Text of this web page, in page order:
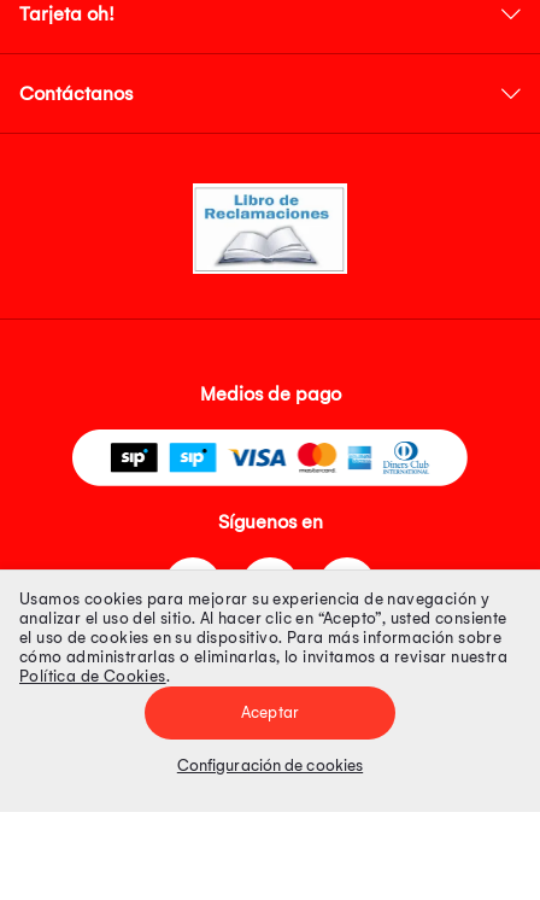
Tarjeta oh!
Contáctanos
Medios de pago
Síguenos en
Tienda 100% Segura
Tiendas Peruanas S.A. R.U.C. Nº 20493020618. Todos los derechos
Precios disponibles solo en www.oechsle.pe. Precios online publicados
Usamos cookies para mejorar su experiencia de navegación y
analizar el uso del sitio. Al hacer clic en “Acepto”, usted consiente
el uso de cookies en su dispositivo. Para más información sobre
cómo administrarlas o eliminarlas, lo invitamos a revisar nuestra
Política de Cookies.
Aceptar
Configuración de cookies